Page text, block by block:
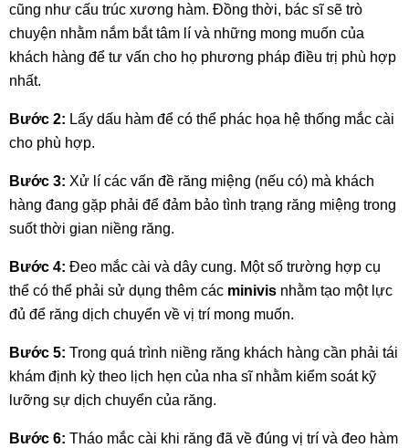
cũng như cấu trúc xương hàm. Đồng thời, bác sĩ sẽ trò
chuyện nhằm nắm bắt tâm lí và những mong muốn của
khách hàng để tư vấn cho họ phương pháp điều trị phù hợp
nhất.
Bước 2: Lấy dấu hàm để có thể phác họa hệ thống mắc cài
cho phù hợp.
Bước 3: Xử lí các vấn đề răng miệng (nếu có) mà khách
hàng đang gặp phải để đảm bảo tình trạng răng miệng trong
suốt thời gian niềng răng.
Bước 4: Đeo mắc cài và dây cung. Một số trường hợp cụ
thể có thể phải sử dụng thêm các minivis nhằm tạo một lực
đủ để răng dịch chuyển về vị trí mong muốn.
Bước 5: Trong quá trình niềng răng khách hàng cần phải tái
khám định kỳ theo lịch hẹn của nha sĩ nhằm kiểm soát kỹ
lưỡng sự dịch chuyển của răng.
Bước 6: Tháo mắc cài khi răng đã về đúng vị trí và đeo hàm